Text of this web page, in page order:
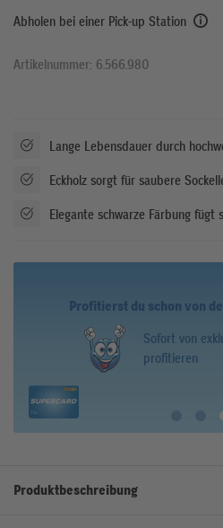
Lange Lebensdauer durch
Eckholz sorgt für saubere
Elegante schwarze Färbung fügt
Abholen bei einer Pick-up Station
Artikelnummer: 6.566.980
Profitierst du schon von
Produktbeschreibung